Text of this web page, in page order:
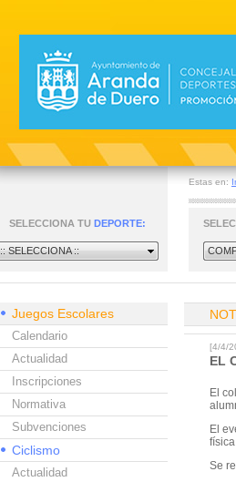
Estas en:
SELECCIONA TU DEPORTE:
:: SELECCIONA ::
Juegos Escolares
Calendario
Actualidad
Inscripciones
Normativa
Subvenciones
Ciclismo
Actualidad
[4/4/
EL
El
El
Se